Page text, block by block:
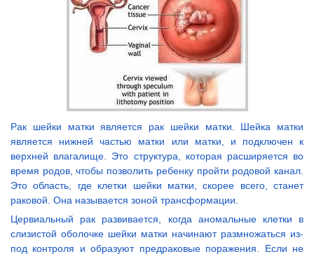
Рак шейки матки является рак шейки матки. Шейка матки
является нижней частью матки или матки, и подключен к
верхней влагалище. Это структура, которая расширяется во
время родов, чтобы позволить ребенку пройти родовой канал.
Это область, где клетки шейки матки, скорее всего, станет
раковой. Она называется зоной трансформации.
Цервиальный рак развивается, когда аномальные клетки в
слизистой оболочке шейки матки начинают размножаться из-
под контроля и образуют предраковые поражения. Если не